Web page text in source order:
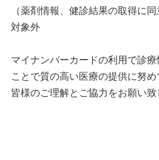
（薬剤情報、健診結果の取得に
対象外
マイナンバーカードの利用で診
ことで質の高い医療の提供に努め
皆様のご理解とご協力をお願い致